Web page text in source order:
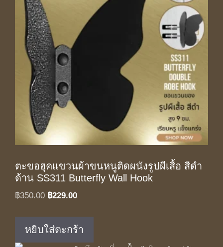
ตะขอฮุคแขวนผ้าขนหนูติดผนังรูปผีเสื้อ สีดำ
ด้าน SS311 Butterfly Wall Hook
฿350.00 Original
was:
฿350.00.
฿229.00Current
฿229.00.
หยิบใส่ตะกร้า